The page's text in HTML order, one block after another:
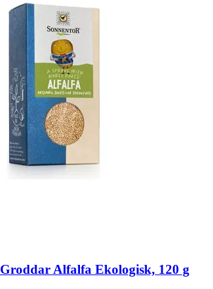
Groddar Alfalfa Ekologisk, 120 g